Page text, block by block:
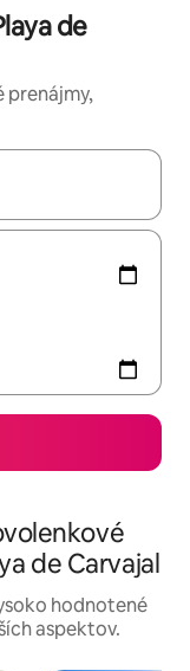
de
prenájmy,
si ich prechádzať
de Carvajal
hodnotené
aspektov.